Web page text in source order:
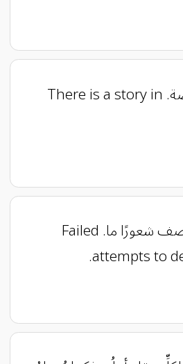
توجد فى عيناها قصة. There is a story in
محاولاتَ فاشله لوصف شعورًا ما. Failed
attempts to